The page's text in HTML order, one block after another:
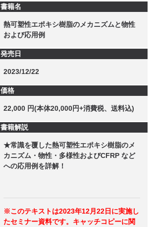
書籍名
熱可塑性エポキシ樹脂のメカニズムと物性
および応用例
発売日
2023/12/22
価格
22,000 円(本体20,000円+消費税、送料込)
書籍解説
★常識を覆した熱可塑性エポキシ樹脂のメ
カニズム・物性・多様性およびCFRP など
への応用例を詳解！
※このテキストは2023年12月22日に実施し
たセミナー資料です。キャッチコピーに関